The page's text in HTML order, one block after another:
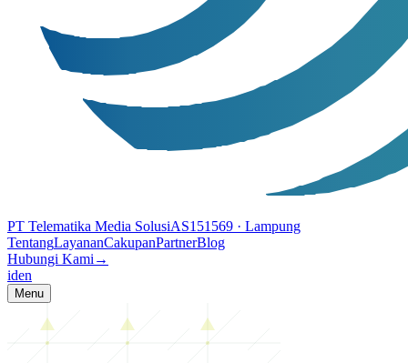
PT Telematika Media SolusiAS151569 · Lampung
TentangLayananCakupanPartnerBlog
Hubungi Kami →
iden
Menu